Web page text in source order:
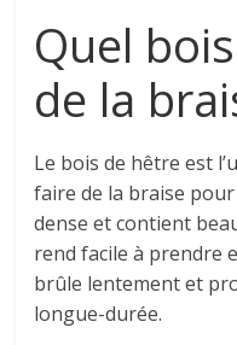
Quel
de la
Le bois de hêtre est
faire de la braise
dense et contient
rend facile à prendre
brûle lentement et
longue-durée.